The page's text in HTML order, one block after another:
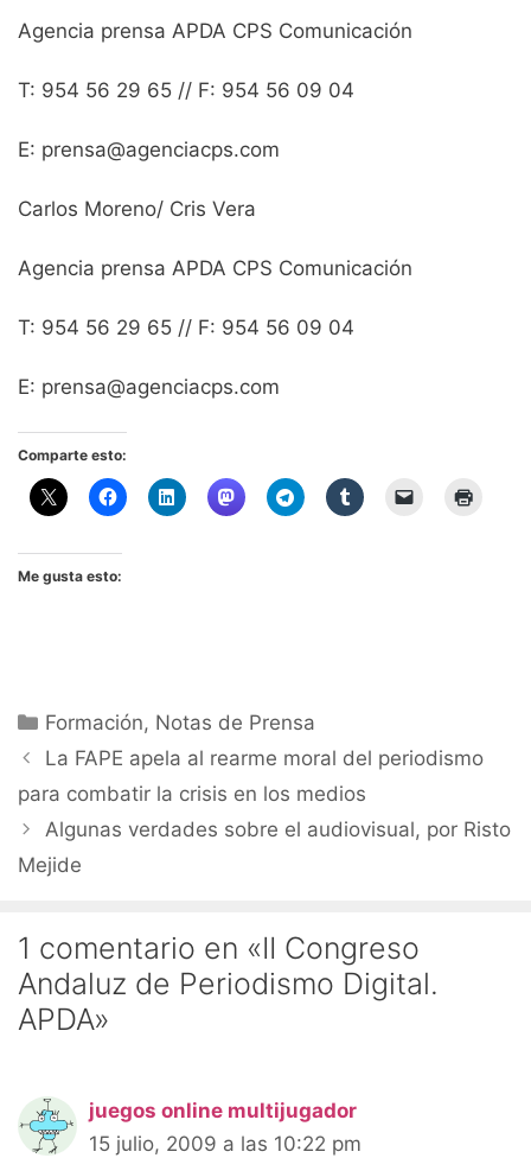
Agencia prensa APDA CPS Comunicación
T: 954 56 29 65 // F: 954 56 09 04
E: prensa@agenciacps.com
Carlos Moreno/ Cris Vera
Agencia prensa APDA CPS Comunicación
T: 954 56 29 65 // F: 954 56 09 04
E: prensa@agenciacps.com
Comparte esto:
Me gusta esto:
Categorías
Formación, Notas de Prensa
La FAPE apela al rearme moral del periodismo
para combatir la crisis en los medios
Algunas verdades sobre el audiovisual, por Risto
Mejide
1 comentario en «II Congreso
Andaluz de Periodismo Digital.
APDA»
juegos online multijugador
15 julio, 2009 a las 10:22 pm